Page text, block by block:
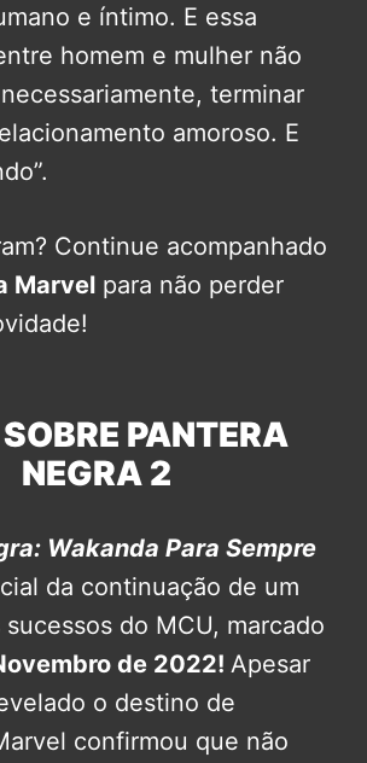
e íntimo. E essa
homem e mulher não
terminar
amoroso. E
Continue acompanhado
Marvel para não perder
PANTERA
NEGRA 2
Wakanda Para Sempre
da continuação de um
do MCU, marcado
de 2022! Apesar
o destino de
confirmou que não